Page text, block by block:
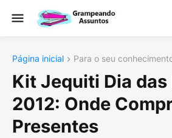
Página inicial Para o seu
Kit Jequiti Dia das
2012: Onde
Presentes